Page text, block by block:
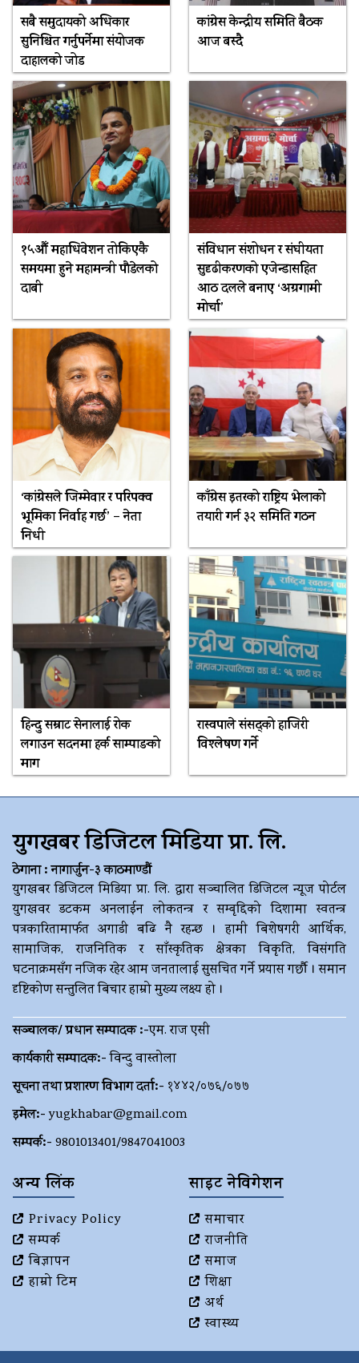
सबै समुदायको अधिकार
सुनिश्चित गर्नुपर्नेमा संयोजक
दाहालको जोड
कांग्रेस केन्द्रीय समिति बैठक
आज बस्दै
१५औँ महाधिवेशन तोकिएकै
समयमा हुने महामन्त्री पौडेलको
दाबी
संविधान संशोधन र संघीयता
सुदृढीकरणको एजेन्डासहित
आठ दलले बनाए ‘अग्रगामी
मोर्चा’
‘कांग्रेसले जिम्मेवार र परिपक्व
भूमिका निर्वाह गर्छ’ – नेता
निधी
काँग्रेस इतरको राष्ट्रिय भेलाको
तयारी गर्न ३२ समिति गठन
हिन्दु सम्राट सेनालाई रोक
लगाउन सदनमा हर्क साम्पाङको
माग
रास्वपाले संसद्को हाजिरी
विश्लेषण गर्ने
युगखबर डिजिटल मिडिया प्रा. लि.
ठेगाना : नागार्जुन-३ काठमाण्डौं
युगखबर डिजिटल मिडिया प्रा. लि. द्धारा सञ्चालित डिजिटल न्यूज पोर्टल
युगखवर डटकम अनलाईन लोकतन्त्र र सम्बृद्दिको दिशामा स्वतन्त्र
पत्रकारितामार्फत अगाडी बढि नै रहन्छ । हामी बिशेषगरी आर्थिक,
सामाजिक, राजनितिक र साँस्कृतिक क्षेत्रका विकृति, विसंगति
घटनाक्रमसँग नजिक रहेर आम जनतालाई सुसचित गर्ने प्रयास गर्छौ । समान
दृष्टिकोण सन्तुलित बिचार हाम्रो मुख्य लक्ष्य हो ।
सञ्चालक/ प्रधान सम्पादक :-एम. राज एसी
कार्यकारी सम्पादक:-विन्दु वास्तोला
सूचना तथा प्रशारण विभाग दर्ता:- १४४२/०७६/०७७
इमेल:- yugkhabar@gmail.com
सम्पर्क:- 9801013401/9847041003
अन्य लिंक
Privacy Policy
सम्पर्क
बिज्ञापन
हाम्रो टिम
साइट नेविगेशन
समाचार
राजनीति
समाज
शिक्षा
अर्थ
स्वास्थ्य